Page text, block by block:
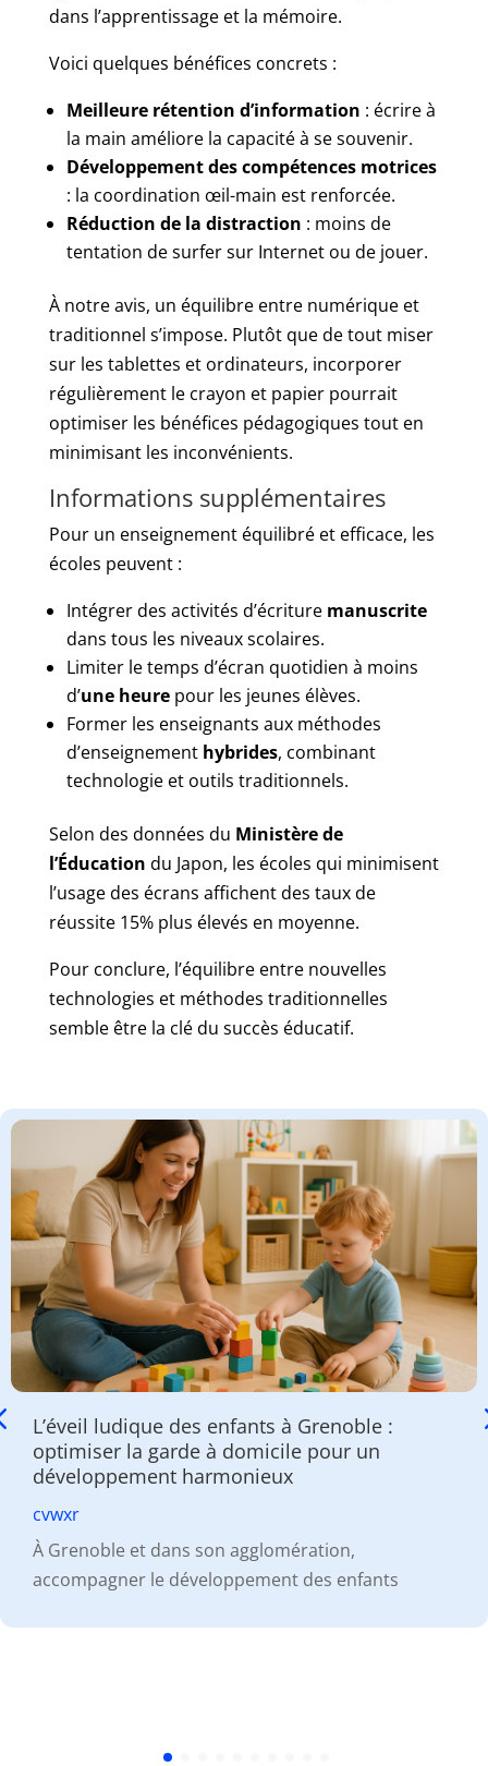
dans l’apprentissage et la mémoire.
Voici quelques bénéfices concrets :
Meilleure rétention d’information : écrire à
la main améliore la capacité à se souvenir.
Développement des compétences motrices
: la coordination œil-main est renforcée.
Réduction de la distraction : moins de
tentation de surfer sur Internet ou de jouer.
À notre avis, un équilibre entre numérique et
traditionnel s’impose. Plutôt que de tout miser
sur les tablettes et ordinateurs, incorporer
régulièrement le crayon et papier pourrait
optimiser les bénéfices pédagogiques tout en
minimisant les inconvénients.
Informations supplémentaires
Pour un enseignement équilibré et efficace, les
écoles peuvent :
Intégrer des activités d’écriture manuscrite
dans tous les niveaux scolaires.
Limiter le temps d’écran quotidien à moins
d’une heurepour les jeunes élèves.
Former les enseignants aux méthodes
d’enseignement hybrides, combinant
technologie et outils traditionnels.
Selon des données du Ministère de
l’Éducation du Japon, les écoles qui minimisent
l’usage des écrans affichent des taux de
réussite 15% plus élevés en moyenne.
Pour conclure, l’équilibre entre nouvelles
technologies et méthodes traditionnelles
semble être la clé du succès éducatif.
L’éveil ludique des enfants à Grenoble :
optimiser la garde à domicile pour un
développement harmonieux
cvwxr
À Grenoble et dans son agglomération,
accompagner le développement des enfants